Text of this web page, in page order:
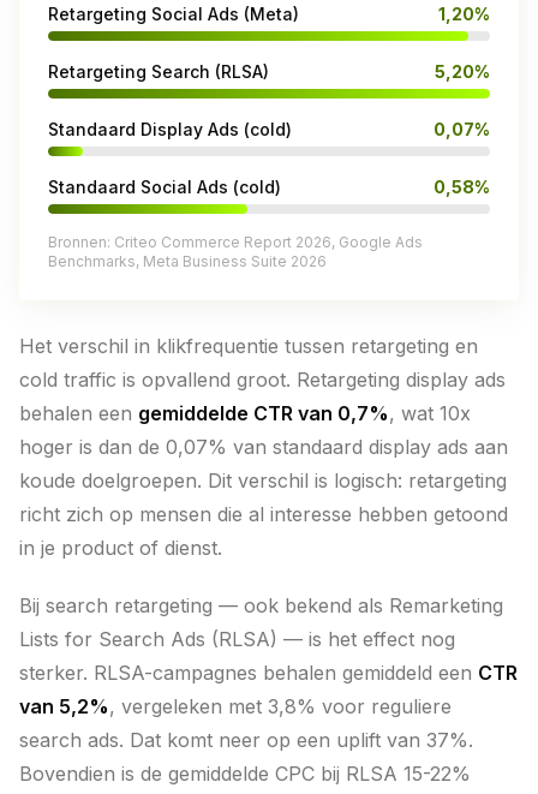
Retargeting Social Ads (Meta) 1,20%
Retargeting Search (RLSA) 5,20%
Standaard Display Ads (cold) 0,07%
Standaard Social Ads (cold) 0,58%
Bronnen: Criteo Commerce Report 2026, Google Ads
Benchmarks, Meta Business Suite 2026
Het verschil in klikfrequentie tussen retargeting en
cold traffic is opvallend groot. Retargeting display ads
behalen een gemiddelde CTR van 0,7%, wat 10x
hoger is dan de 0,07% van standaard display ads aan
koude doelgroepen. Dit verschil is logisch: retargeting
richt zich op mensen die al interesse hebben getoond
in je product of dienst.
Bij search retargeting — ook bekend als Remarketing
Lists for Search Ads (RLSA) — is het effect nog
sterker. RLSA-campagnes behalen gemiddeld een CTR
van 5,2%, vergeleken met 3,8% voor reguliere
search ads. Dat komt neer op een uplift van 37%.
Bovendien is de gemiddelde CPC bij RLSA 15-22%